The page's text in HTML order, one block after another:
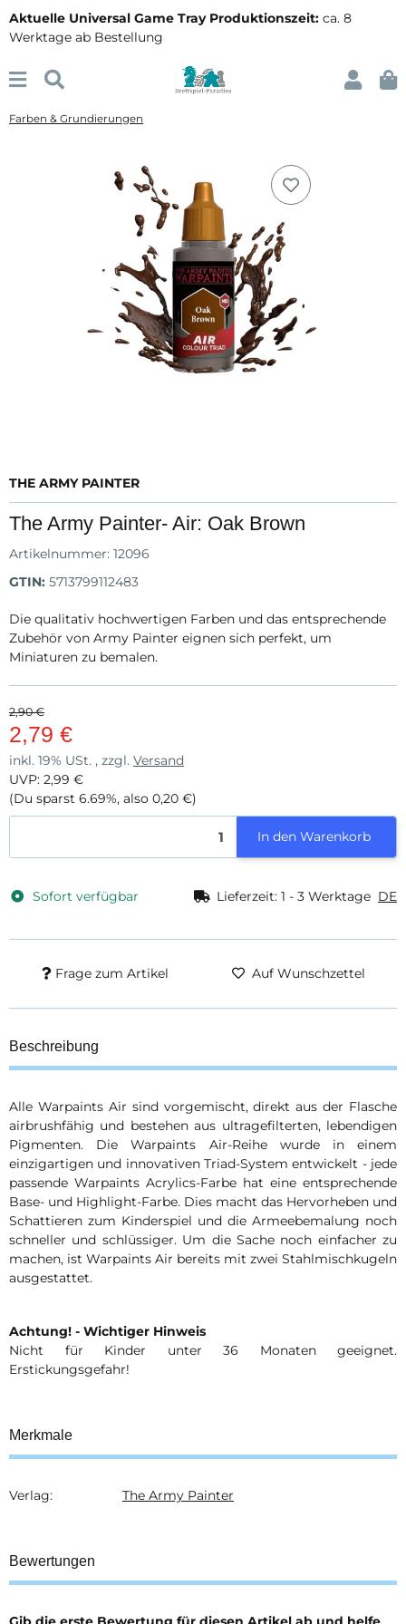
Aktuelle Universal Game Tray Produktionszeit: ca. 8
Werktage ab Bestellung
Farben & Grundierungen
THE ARMY PAINTER
The Army Painter- Air: Oak Brown
Artikelnummer: 12096
GTIN: 5713799112483
Die qualitativ hochwertigen Farben und das entsprechende
Zubehör von Army Painter eignen sich perfekt, um
Miniaturen zu bemalen.
2,90 €
2,79 €
inkl. 19% USt. , zzgl. Versand
UVP: 2,99 €
(Du sparst 6.69%, also 0,20 €)
In den Warenkorb
Sofort verfügbar Lieferzeit: 1 - 3 Werktage DE
Frage zum Artikel Auf Wunschzettel
Beschreibung
Alle Warpaints Air sind vorgemischt, direkt aus der Flasche
airbrushfähig und bestehen aus ultragefilterten, lebendigen
Pigmenten. Die Warpaints Air-Reihe wurde in einem
einzigartigen und innovativen Triad-System entwickelt - jede
passende Warpaints Acrylics-Farbe hat eine entsprechende
Base- und Highlight-Farbe. Dies macht das Hervorheben und
Schattieren zum Kinderspiel und die Armeebemalung noch
schneller und schlüssiger. Um die Sache noch einfacher zu
machen, ist Warpaints Air bereits mit zwei Stahlmischkugeln
ausgestattet.
Achtung! - Wichtiger Hinweis
Nicht für Kinder unter 36 Monaten geeignet.
Erstickungsgefahr!
Merkmale
Produkteigenschaft
Wert
Verlag: The Army Painter
Bewertungen